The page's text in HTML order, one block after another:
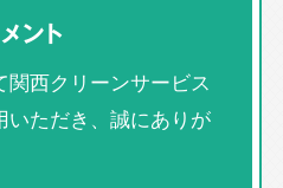
ント
関西クリーンサービス
いただき、誠にありが